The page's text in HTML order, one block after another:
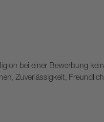
bei einer Bewerbung
Zuverlässigkeit,